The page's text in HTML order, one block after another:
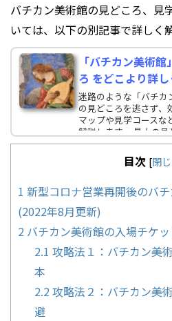
バチカン美術館の見どころ、見
いては、以下の別記事で詳しく
「バチカン美術
ろ をどこより詳
迷路のような「バチカ
の見どころを逃さず、
マップや見学コース
解説します。 最大の見
目次 [閉
1 新型コロナ営業再開後のバ
(2022年8月更新)
2 バチカン美術館の入場チケ
2.1 攻略法１：バチカン美
本
2.2 攻略法２：バチカン美
避